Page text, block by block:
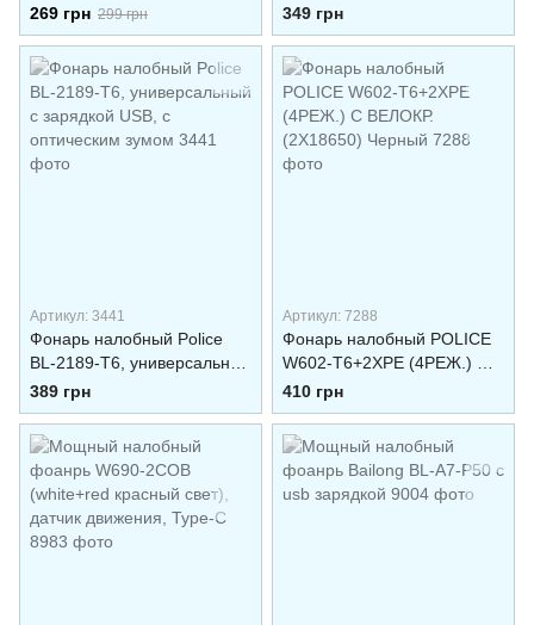
XPE, LI-ION акумулятор,
магн, USB
269 грн 299 грн
Zoom, ЗУ 220V/12V, Box
349 грн
Артикул: 3441
Фонарь налобный Police
BL-2189-T6, универсальный
с зарядкой USB, с
оптическим зумом
389 грн
Артикул: 7288
Фонарь налобный POLICE
W602-T6+2XPE (4РЕЖ.) С
ВЕЛОКР. (2Х18650) Черный
410 грн